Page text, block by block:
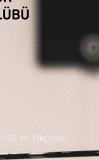
Okçuluk